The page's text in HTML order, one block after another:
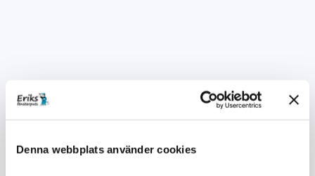
Denna webbplats använder cookies